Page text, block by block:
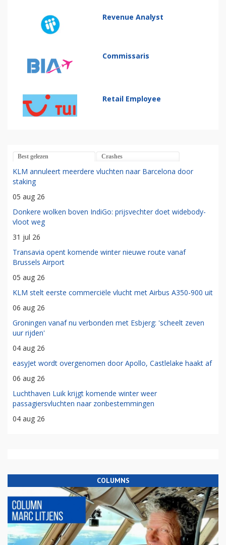
Revenue Analyst
Commissaris
Retail Employee
Best gelezen Crashes
KLM annuleert meerdere vluchten naar Barcelona door
staking
05 aug 26
Donkere wolken boven IndiGo: prijsvechter doet widebody-
vloot weg
31 jul 26
Transavia opent komende winter nieuwe route vanaf
Brussels Airport
05 aug 26
KLM stelt eerste commerciële vlucht met Airbus A350-900 uit
06 aug 26
Groningen vanaf nu verbonden met Esbjerg: 'scheelt zeven
uur rijden'
04 aug 26
easyJet wordt overgenomen door Apollo, Castlelake haakt af
06 aug 26
Luchthaven Luik krijgt komende winter weer
passagiersvluchten naar zonbestemmingen
04 aug 26
COLUMNS